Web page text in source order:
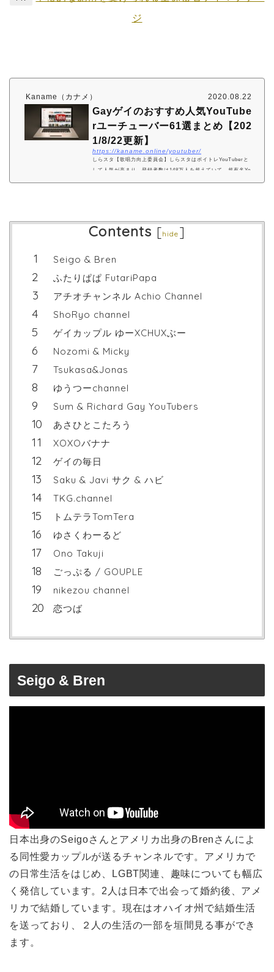
ジ
Kaname（カナメ） 2020.08.22
Gayゲイのおすすめ人気YouTube
rユーチューバー61選まとめ【202
1/8/22更新】
https://kaname.online/youtuber/
しらスタ【歌唱力向上委員会】しらスタはボイトレYouTuberと
して人気が高まり、登録者数は148万人を超えていて、超有名Yo
Contents [hide ]
Seigo & Bren
ふたりぱぱ FutariPapa
アチオチャンネル Achio Channel
ShoRyo channel
ゲイカップル ゆーXCHUXぶー
Nozomi & Micky
Tsukasa&Jonas
ゆうつーchannel
Sum & Richard Gay YouTubers
あさひとこたろう
XOXOバナナ
ゲイの毎日
Saku & Javi サク & ハビ
TKG.channel
トムテラTomTera
ゆさくわーるど
Ono Takuji
ごっぷる / GOUPLE
nikezou channel
恋つば
Seigo & Bren
日本出身のSeigoさんとアメリカ出身のBrenさんによ
る同性愛カップルが送るチャンネルです。アメリカで
の日常生活をはじめ、LGBT関連、趣味についても幅広
く発信しています。2人は日本で出会って婚約後、アメ
リカで結婚しています。現在はオハイオ州で結婚生活
を送っており、２人の生活の一部を垣間見る事ができ
ます。